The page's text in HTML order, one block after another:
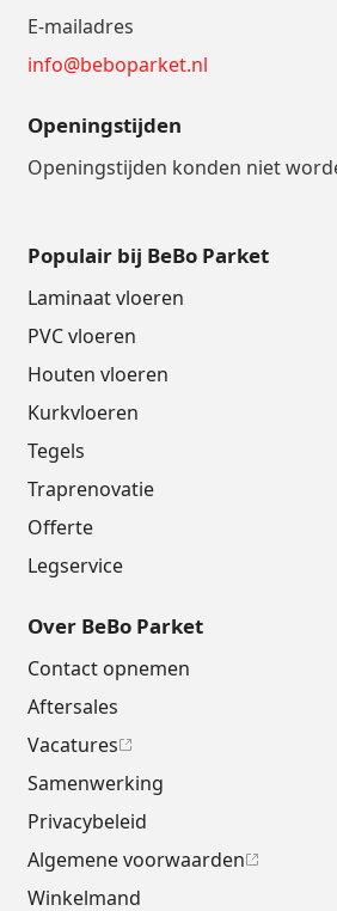
E-mailadres
info@beboparket.nl
Openingstijden
Openingstijden konden niet
Populair bij BeBo Parket
Laminaat vloeren
PVC vloeren
Houten vloeren
Kurkvloeren
Tegels
Traprenovatie
Offerte
Legservice
Over BeBo Parket
Contact opnemen
Aftersales
Vacatures
Samenwerking
Privacybeleid
Algemene voorwaarden
Winkelmand